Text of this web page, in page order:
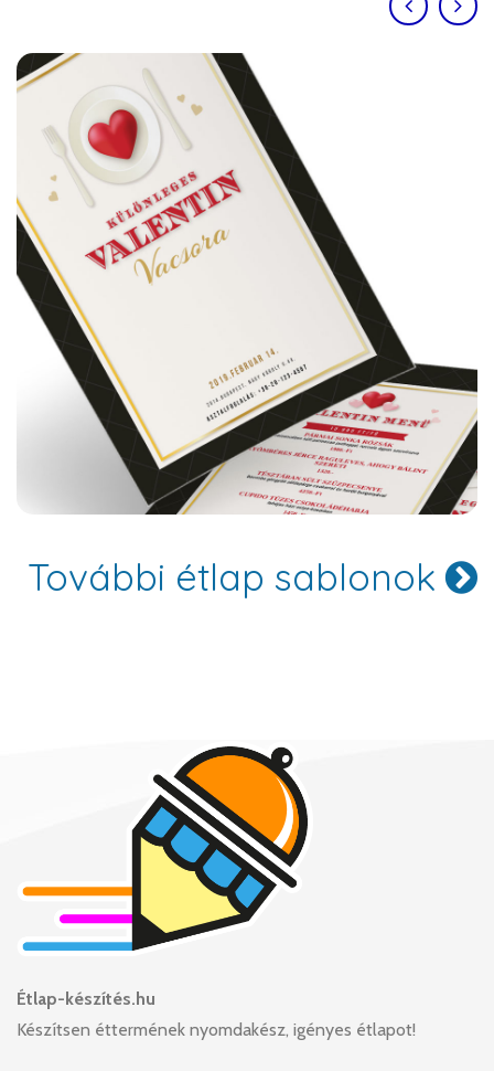
További étlap sablonok
Étlap-készítés.hu
Készítsen éttermének nyomdakész, igényes étlapot!